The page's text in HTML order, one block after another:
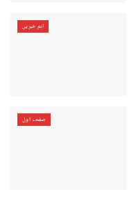
اہم خبریں
صفحہ اول